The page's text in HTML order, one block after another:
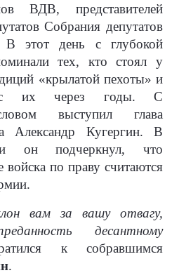
ВДВ, представителей
Собрания депутатов
В этот день с глубокой
тех, кто стоял у
«крылатой пехоты» и
их через годы. С
выступил глава
Александр Кугергин. В
он подчеркнул, что
по праву считаются
вам за вашу отвагу,
десантному
к собравшимся
.